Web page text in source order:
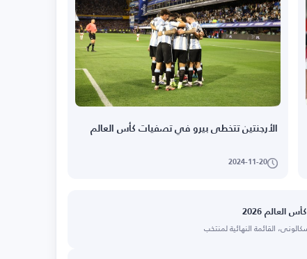
الأرجنتين تتخطى بيرو في تصفيات كأس العالم
2024-11-20
2026
القائمة النهائية لمنتخب